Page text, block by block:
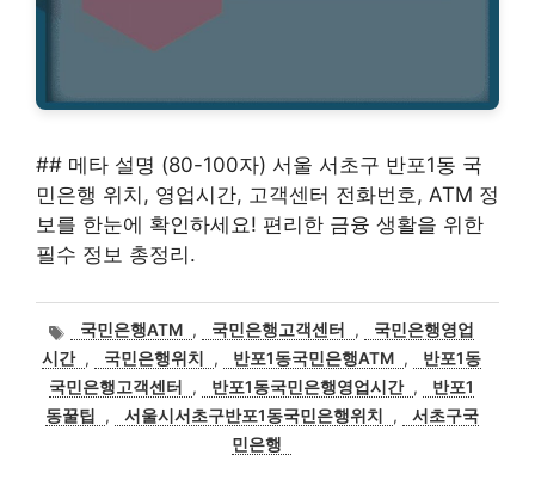
## 메타 설명 (80-100자) 서울 서초구 반포1동 국
민은행 위치, 영업시간, 고객센터 전화번호, ATM 정
보를 한눈에 확인하세요! 편리한 금융 생활을 위한
필수 정보 총정리.
태
그
국민은행ATM , 국민은행고객센터 ,
국민은행영업
시간 , 국민은행위치 , 반포1동국민은행ATM ,
반포1동
국민은행고객센터
, 반포1동국민은행영업시간 ,
반포1
동꿀팁
, 서울시서초구반포1동국민은행위치 ,
서초구국
민은행